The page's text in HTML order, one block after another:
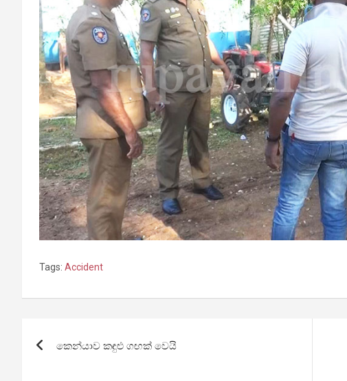
Tags: Accident
navigation
කෙන්යාව කඳුළු ගඟක් වෙයි